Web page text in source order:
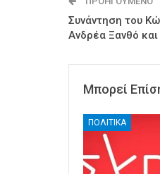
Συνάντηση του
Ανδρέα Ξανθό
Μπορεί
ΠΟΛΙΤΙΚΑ